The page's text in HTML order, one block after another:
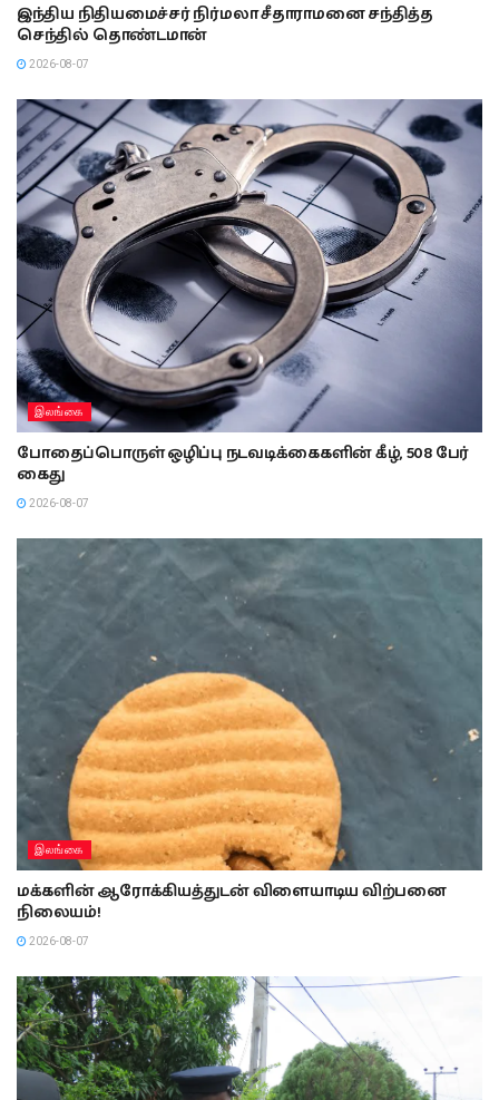
இந்திய நிதியமைச்சர் நிர்மலா சீதாராமனை சந்தித்த
செந்தில் தொண்டமான்
2026-08-07
இலங்கை
போதைப்பொருள் ஒழிப்பு நடவடிக்கைகளின் கீழ், 508 பேர்
கைது
2026-08-07
இலங்கை
மக்களின் ஆரோக்கியத்துடன் விளையாடிய விற்பனை
நிலையம்!
2026-08-07